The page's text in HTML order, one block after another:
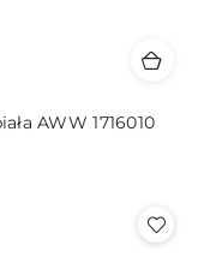
AWW 1716010